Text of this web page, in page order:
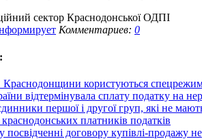
сектор Краснодонської ОДПІ
Комментариев: 0
Краснодонщини користуються
відтермінувала сплату податку на
першої і другої груп, які не
краснодонських платників податків
посвідченні договору купівлі-продажу